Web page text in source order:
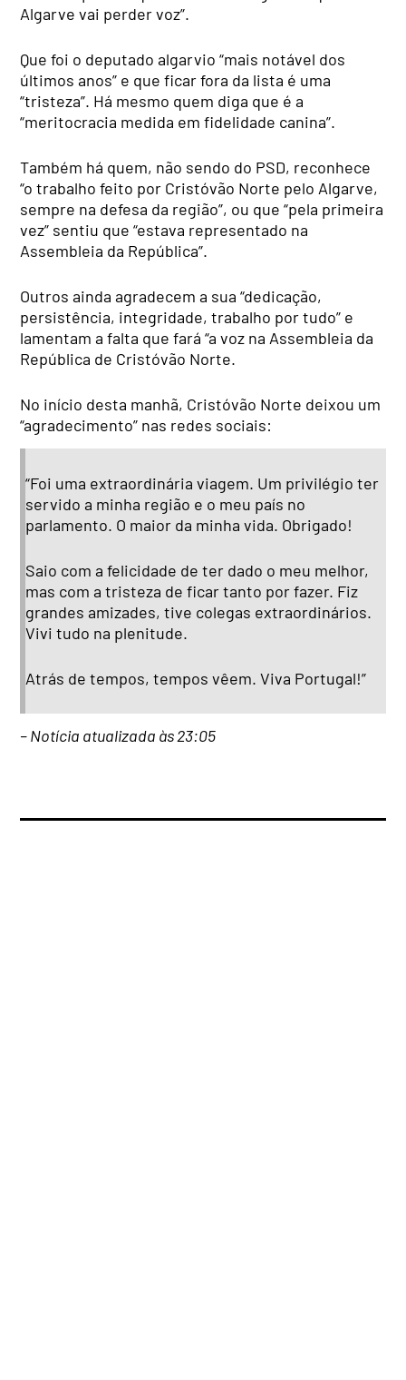
Algarve vai perder voz”.
Que foi o deputado algarvio “mais notável dos
últimos anos” e que ficar fora da lista é uma
“tristeza”. Há mesmo quem diga que é a
“meritocracia medida em fidelidade canina”.
Também há quem, não sendo do PSD, reconhece
“o trabalho feito por Cristóvão Norte pelo Algarve,
sempre na defesa da região”, ou que “pela primeira
vez” sentiu que “estava representado na
Assembleia da República”.
Outros ainda agradecem a sua “dedicação,
persistência, integridade, trabalho por tudo” e
lamentam a falta que fará “a voz na Assembleia da
República de Cristóvão Norte.
No início desta manhã, Cristóvão Norte deixou um
“agradecimento” nas redes sociais:
“Foi uma extraordinária viagem. Um privilégio ter
servido a minha região e o meu país no
parlamento. O maior da minha vida. Obrigado!
Saio com a felicidade de ter dado o meu melhor,
mas com a tristeza de ficar tanto por fazer. Fiz
grandes amizades, tive colegas extraordinários.
Vivi tudo na plenitude.
Atrás de tempos, tempos vêem. Viva Portugal!”
– Notícia atualizada às 23:05